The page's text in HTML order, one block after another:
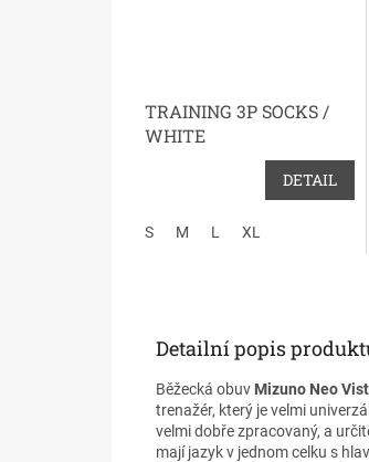
TRAINING 3P SOCKS /
WHITE
DETAIL
S M L XL
Detailní popis
Běžecká obuv Mizuno Neo
trenažér, který je velmi
velmi dobře zpracovaný, a
mají jazyk v jednom celku s